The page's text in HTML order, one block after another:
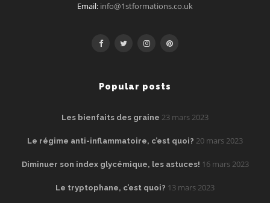
Email: info@1stformations.co.uk
Popular posts
Les bienfaits des graine 23 mars 2023
Le régime anti-inflammatoire, c’est quoi? 20 mars 2023
Diminuer son index glycémique, les astuces! 16 mars 2023
Le tryptophane, c’est quoi? 13 mars 2023